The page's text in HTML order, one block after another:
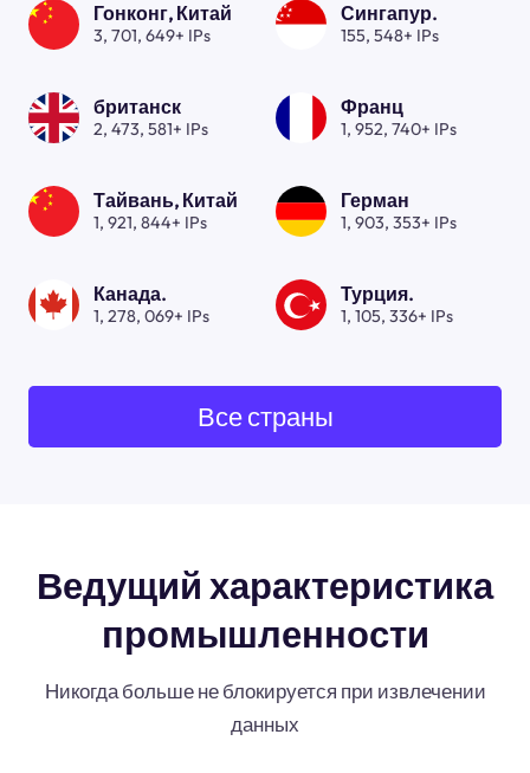
Гонконг, Китай
3, 701, 649+ IPs
Сингапур.
155, 548+ IPs
британск
2, 473, 581+ IPs
Франц
1, 952, 740+ IPs
Тайвань, Китай
1, 921, 844+ IPs
Герман
1, 903, 353+ IPs
Канада.
1, 278, 069+ IPs
Турция.
1, 105, 336+ IPs
Все страны
Ведущий характеристика
промышленности
Никогда больше не блокируется при извлечении
данных